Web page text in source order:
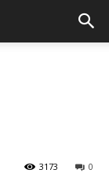
0
3173